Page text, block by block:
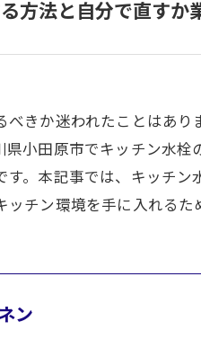
施工事例
各種修理全般
方法と自分で直すか
きか迷われたことはあ
小田原市でキッチン水
。本記事では、キッチ
チン環境を手に入れるた
ン